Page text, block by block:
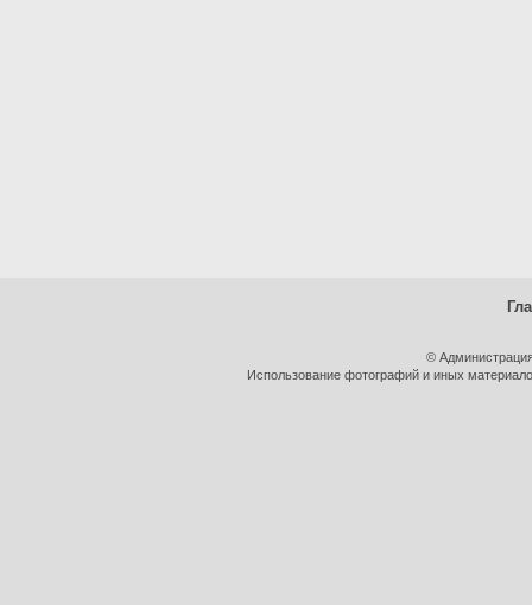
©
Использование фотографий и иных